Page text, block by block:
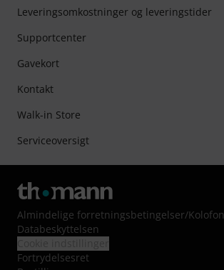
Leveringsomkostninger og leveringstider
Supportcenter
Gavekort
Kontakt
Walk-in Store
Serviceoversigt
Almindelige forretningsbetingelser/Kolofon
Databeskyttelsen
Fortrydelsesret